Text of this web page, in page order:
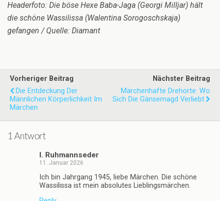
Headerfoto: Die böse Hexe Baba-Jaga (Georgi Milljar) hält
die schöne Wassilissa (Walentina Sorogoschskaja)
gefangen / Quelle: Diamant
Vorheriger Beitrag
Die Entdeckung Der
Männlichen Körperlichkeit Im
Märchen
Nächster Beitrag
Märchenhafte Drehorte: Wo
Sich Die Gänsemagd Verliebt
1 Antwort
I. Ruhmannseder
11. Januar 2026
Ich bin Jahrgang 1945, liebe Märchen. Die schöne
Wassilissa ist mein absolutes Lieblingsmärchen.